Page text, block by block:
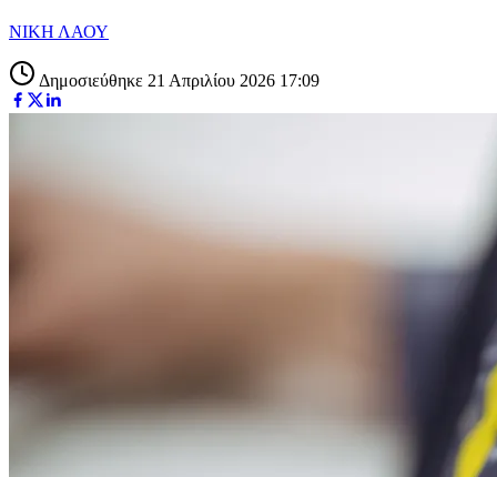
ΝΙΚΗ ΛΑΟΥ
Δημοσιεύθηκε 21 Απριλίου 2026 17:09